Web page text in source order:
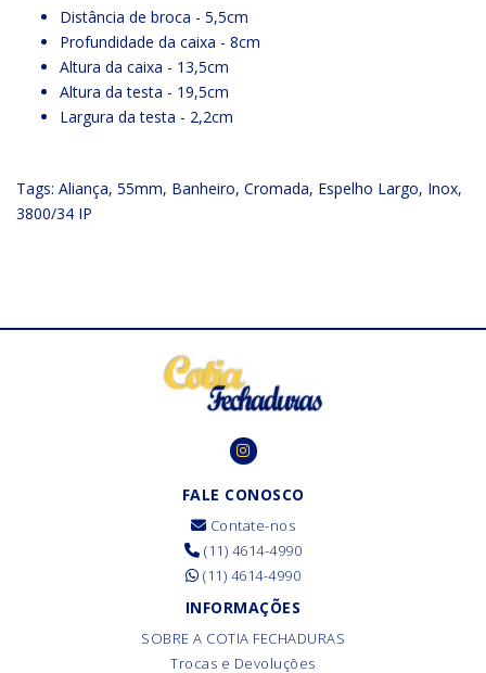
Distância de broca - 5,5cm
Profundidade da caixa - 8cm
Altura da caixa - 13,5cm
Altura da testa - 19,5cm
Largura da testa - 2,2cm
Tags: Aliança, 55mm, Banheiro, Cromada, Espelho Largo, Inox,
3800/34 IP
FALE CONOSCO
Contate-nos
(11) 4614-4990
(11) 4614-4990
INFORMAÇÕES
SOBRE A COTIA FECHADURAS
Trocas e Devoluções